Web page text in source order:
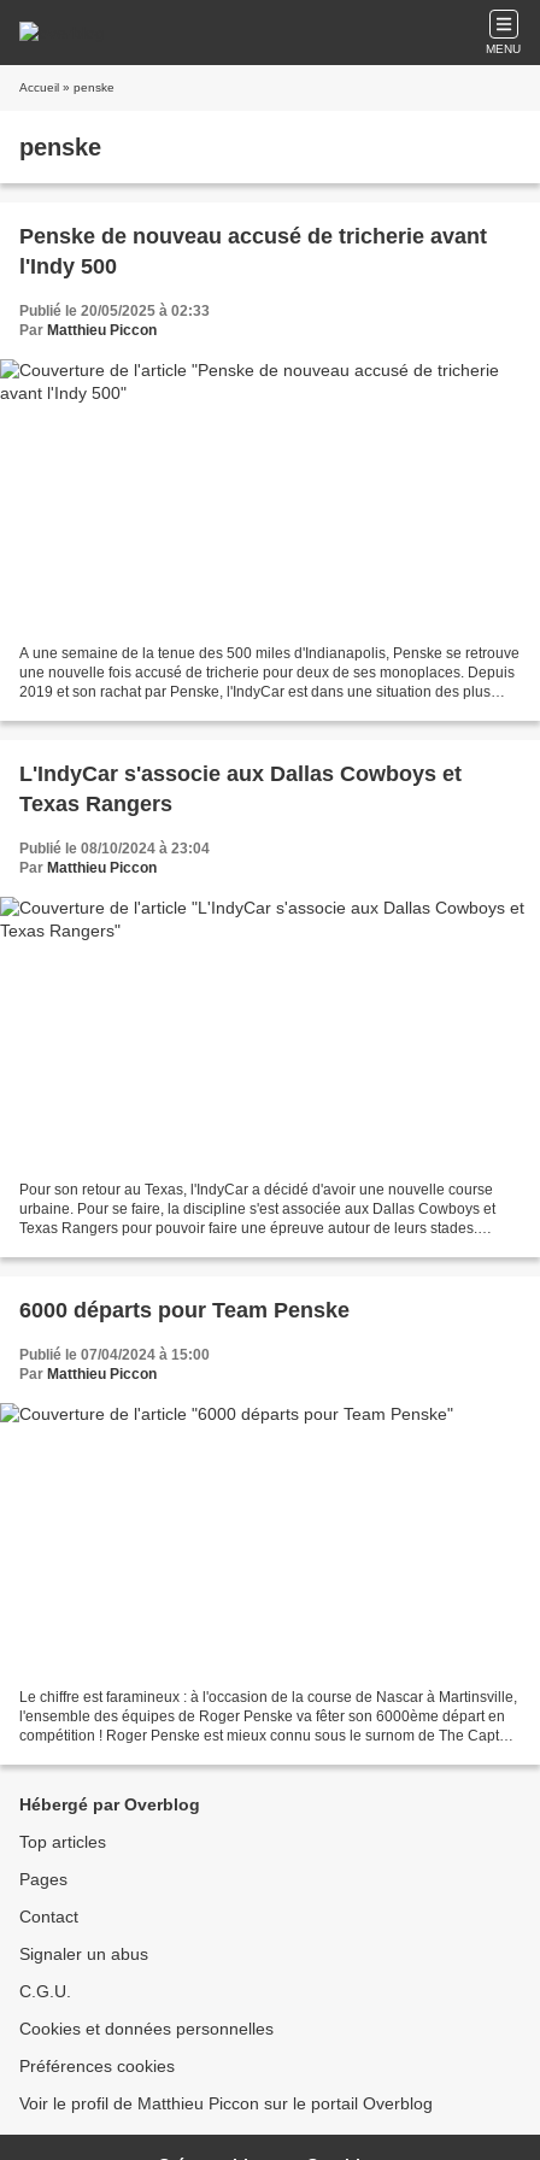
MENU
Accueil » penske
penske
Penske de nouveau accusé de tricherie avant
l'Indy 500
Publié le 20/05/2025 à 02:33
Par Matthieu Piccon
A une semaine de la tenue des 500 miles d'Indianapolis, Penske se retrouve
une nouvelle fois accusé de tricherie pour deux de ses monoplaces. Depuis
2019 et son rachat par Penske, l'IndyCar est dans une situation des plus
L'IndyCar s'associe aux Dallas Cowboys et
Texas Rangers
Publié le 08/10/2024 à 23:04
Par Matthieu Piccon
Pour son retour au Texas, l'IndyCar a décidé d'avoir une nouvelle course
urbaine. Pour se faire, la discipline s'est associée aux Dallas Cowboys et
Texas Rangers pour pouvoir faire une épreuve autour de leurs stades.
6000 départs pour Team Penske
Publié le 07/04/2024 à 15:00
Par Matthieu Piccon
Le chiffre est faramineux : à l'occasion de la course de Nascar à Martinsville,
l'ensemble des équipes de Roger Penske va fêter son 6000ème départ en
compétition ! Roger Penske est mieux connu sous le surnom de The Captain
Hébergé par Overblog
Top articles
Pages
Contact
Signaler un abus
C.G.U.
Cookies et données personnelles
Préférences cookies
Voir le profil de Matthieu Piccon sur le portail Overblog